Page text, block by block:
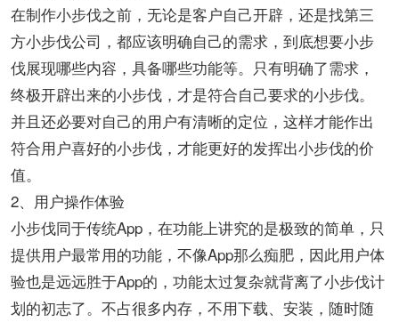
在制作小步伐之前，无论是客户自己开辟，还是找第三
方小步伐公司，都应该明确自己的需求，到底想要小步
伐展现哪些内容，具备哪些功能等。只有明确了需求，
终极开辟出来的小步伐，才是符合自己要求的小步伐。
并且还必要对自己的用户有清晰的定位，这样才能作出
符合用户喜好的小步伐，才能更好的发挥出小步伐的价
值。
2、用户操作体验
小步伐同于传统App，在功能上讲究的是极致的简单，只
提供用户最常用的功能，不像App那么痴肥，因此用户体
验也是远远胜于App的，功能太过复杂就背离了小步伐计
划的初志了。不占很多内存，不用下载、安装，随时随